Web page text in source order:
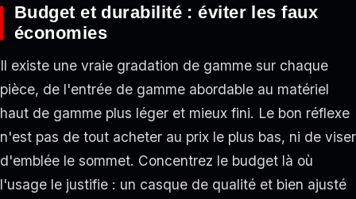
Budget et durabilité : éviter les faux
économies
Il existe une vraie gradation de gamme sur chaque
pièce, de l'entrée de gamme abordable au matériel
haut de gamme plus léger et mieux fini. Le bon réflexe
n'est pas de tout acheter au prix le plus bas, ni de viser
d'emblée le sommet. Concentrez le budget là où
l'usage le justifie : un casque de qualité et bien ajusté